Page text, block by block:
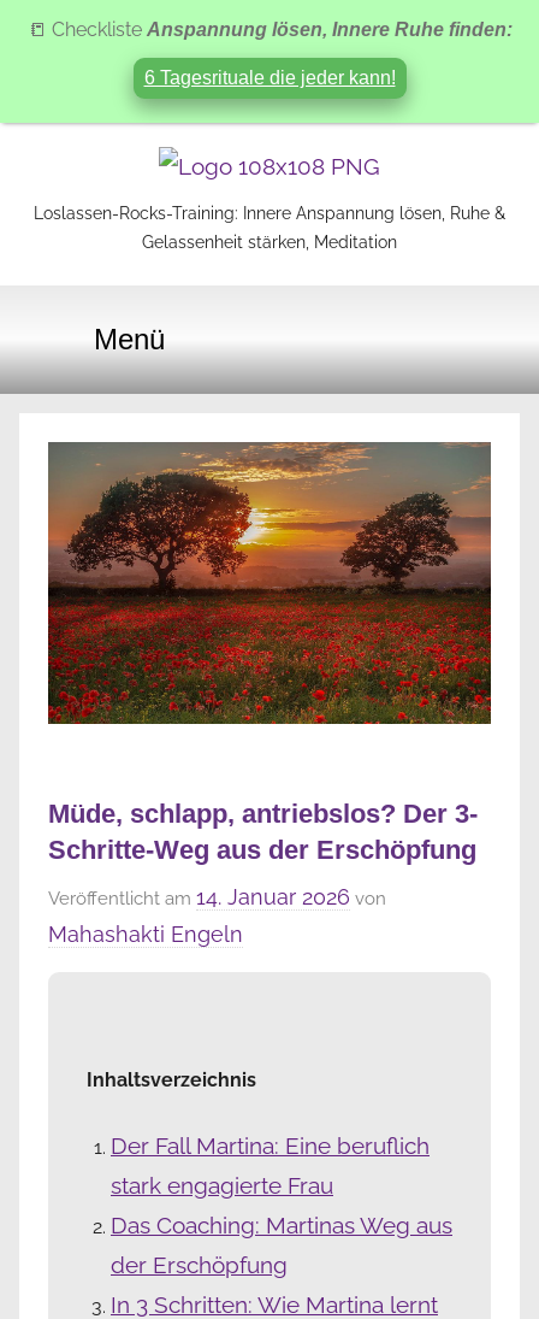
springen
Loslassen-
Training
Loslassen-Rocks-Training: Innere Anspannung lösen, Ruhe &
Gelassenheit stärken, Meditation
Menü
Müde, schlapp, antriebslos? Der 3-
Schritte-Weg aus der Erschöpfung
Veröffentlicht am 14. Januar 2026 von
Mahashakti Engeln
Inhaltsverzeichnis
Der Fall Martina: Eine beruflich
stark engagierte Frau
Das Coaching: Martinas Weg aus
der Erschöpfung
In 3 Schritten: Wie Martina lernt
📒 Checkliste Anspannung lösen, Innere Ruhe finden:
6 Tagesrituale die jeder kann!